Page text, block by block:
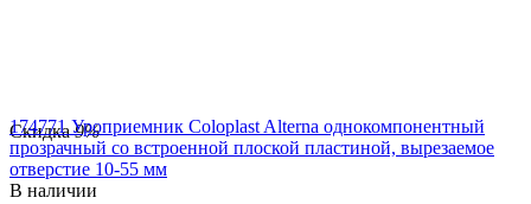
Скидка9%
174771 Уроприемник Coloplast Alterna однокомпонентный
прозрачный со встроенной плоской пластиной, вырезаемое
отверстие 10-55 мм
В наличии